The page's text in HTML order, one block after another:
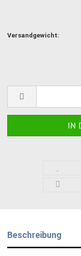
Versandgewicht:
Beschreibung